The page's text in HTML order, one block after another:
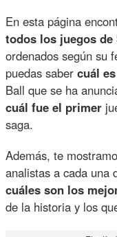
En esta página
todos los juegos de
ordenados según su
puedas sabercuál
Ball que se ha
cuál fue el primer
saga.
Además, te
analistas a cada una
cuáles son los
de la historia y los